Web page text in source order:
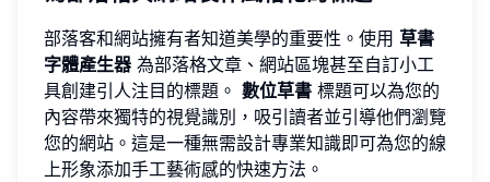
部落客和網站擁有者知道美學的重要性。使用 草書
字體產生器 為部落格文章、網站區塊甚至自訂小工
具創建引人注目的標題。 數位草書 標題可以為您的
內容帶來獨特的視覺識別，吸引讀者並引導他們瀏覽
您的網站。這是一種無需設計專業知識即可為您的線
上形象添加手工藝術感的快速方法。